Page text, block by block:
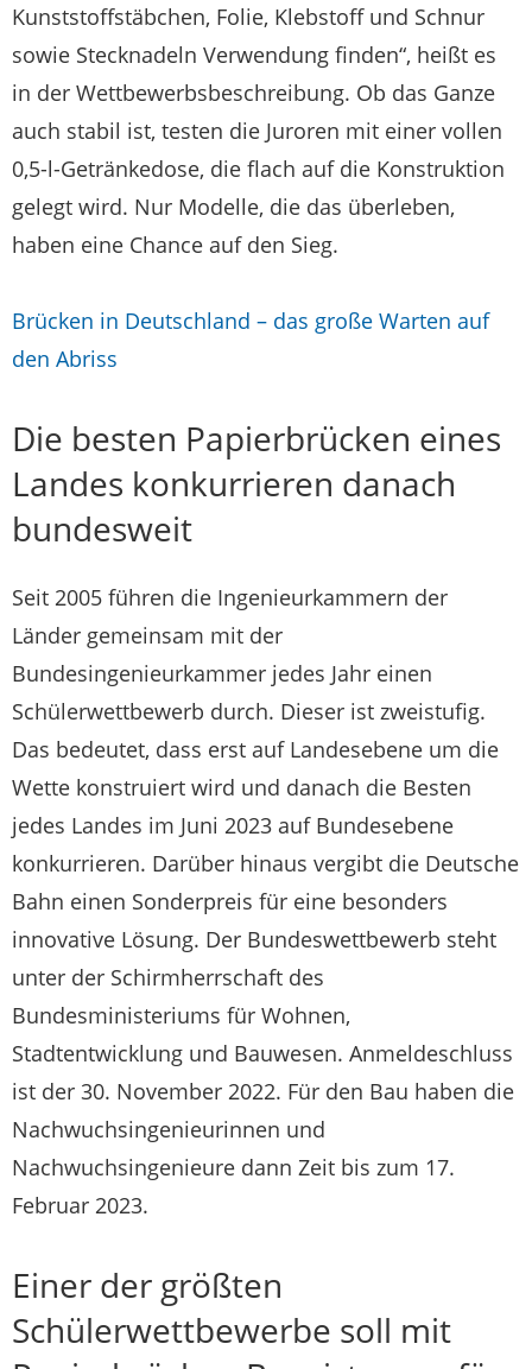
Kunststoffstäbchen, Folie, Klebstoff und Schnur
sowie Stecknadeln Verwendung finden“, heißt es
in der Wettbewerbsbeschreibung. Ob das Ganze
auch stabil ist, testen die Juroren mit einer vollen
0,5-l-Getränkedose, die flach auf die Konstruktion
gelegt wird. Nur Modelle, die das überleben,
haben eine Chance auf den Sieg.
Brücken in Deutschland – das große Warten auf
den Abriss
Die besten Papierbrücken eines
Landes konkurrieren danach
bundesweit
Seit 2005 führen die Ingenieurkammern der
Länder gemeinsam mit der
Bundesingenieurkammer jedes Jahr einen
Schülerwettbewerb durch. Dieser ist zweistufig.
Das bedeutet, dass erst auf Landesebene um die
Wette konstruiert wird und danach die Besten
jedes Landes im Juni 2023 auf Bundesebene
konkurrieren. Darüber hinaus vergibt die Deutsche
Bahn einen Sonderpreis für eine besonders
innovative Lösung. Der Bundeswettbewerb steht
unter der Schirmherrschaft des
Bundesministeriums für Wohnen,
Stadtentwicklung und Bauwesen. Anmeldeschluss
ist der 30. November 2022. Für den Bau haben die
Nachwuchsingenieurinnen und
Nachwuchsingenieure dann Zeit bis zum 17.
Februar 2023.
Einer der größten
Schülerwettbewerbe soll mit